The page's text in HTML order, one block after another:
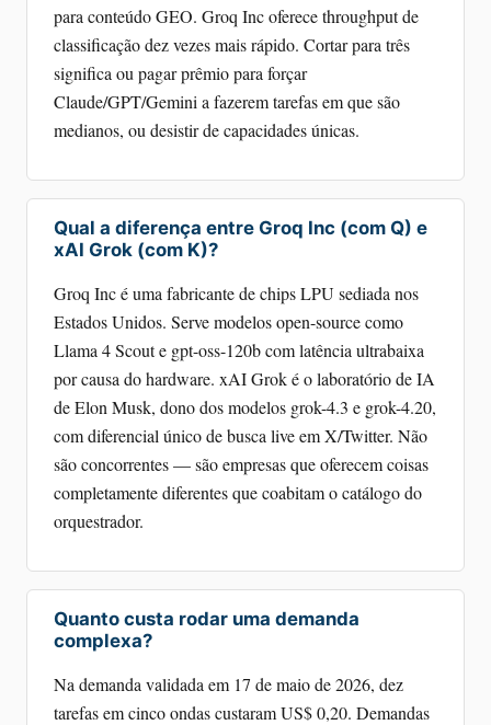
para conteúdo GEO. Groq Inc oferece throughput de
classificação dez vezes mais rápido. Cortar para três
significa ou pagar prêmio para forçar
Claude/GPT/Gemini a fazerem tarefas em que são
medianos, ou desistir de capacidades únicas.
Qual a diferença entre Groq Inc (com Q) e
xAI Grok (com K)?
Groq Inc é uma fabricante de chips LPU sediada nos
Estados Unidos. Serve modelos open-source como
Llama 4 Scout e gpt-oss-120b com latência ultrabaixa
por causa do hardware. xAI Grok é o laboratório de IA
de Elon Musk, dono dos modelos grok-4.3 e grok-4.20,
com diferencial único de busca live em X/Twitter. Não
são concorrentes — são empresas que oferecem coisas
completamente diferentes que coabitam o catálogo do
orquestrador.
Quanto custa rodar uma demanda
complexa?
Na demanda validada em 17 de maio de 2026, dez
tarefas em cinco ondas custaram US$ 0,20. Demandas